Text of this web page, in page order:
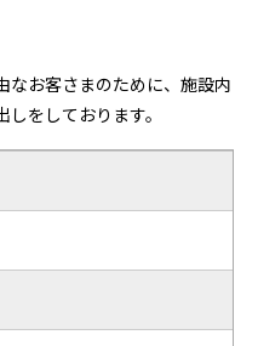
なお客さまのために、施設内
をしております。